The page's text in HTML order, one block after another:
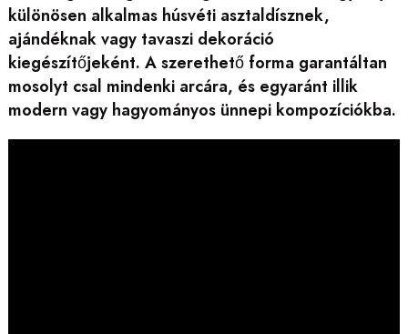
különösen alkalmas húsvéti asztaldísznek,
ajándéknak vagy tavaszi dekoráció
kiegészítőjeként. A szerethető forma garantáltan
mosolyt csal mindenki arcára, és egyaránt illik
modern vagy hagyományos ünnepi kompozíciókba.